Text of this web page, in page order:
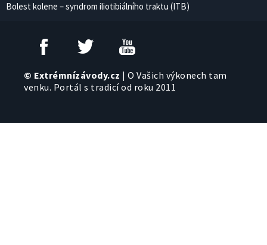
Bolest kolene – syndrom iliotibiálního traktu (ITB)
© Extrémnízávody.cz | O Vašich výkonech tam
venku. Portál s tradicí od roku 2011